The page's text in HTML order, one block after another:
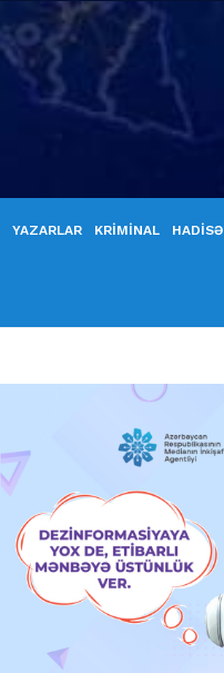
YAZARLAR KRİMİNAL HADİSƏ